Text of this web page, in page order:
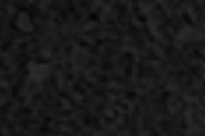
Skip
content